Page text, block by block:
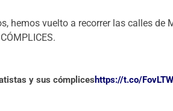
hemos vuelto a recorrer las calles de
y sus cómpliceshttps://t.co/